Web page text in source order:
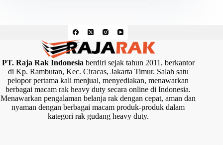
PT. Raja Rak Indonesiaberdiri sejak tahun 2011, berkantor
di Kp. Rambutan, Kec. Ciracas, Jakarta Timur. Salah satu
pelopor pertama kali menjual, menyediakan, menawarkan
berbagai macam rak heavy duty secara online di Indonesia.
Menawarkan pengalaman belanja rak dengan cepat, aman dan
nyaman dengan berbagai macam produk-produk dalam
kategori rak gudang heavy duty.